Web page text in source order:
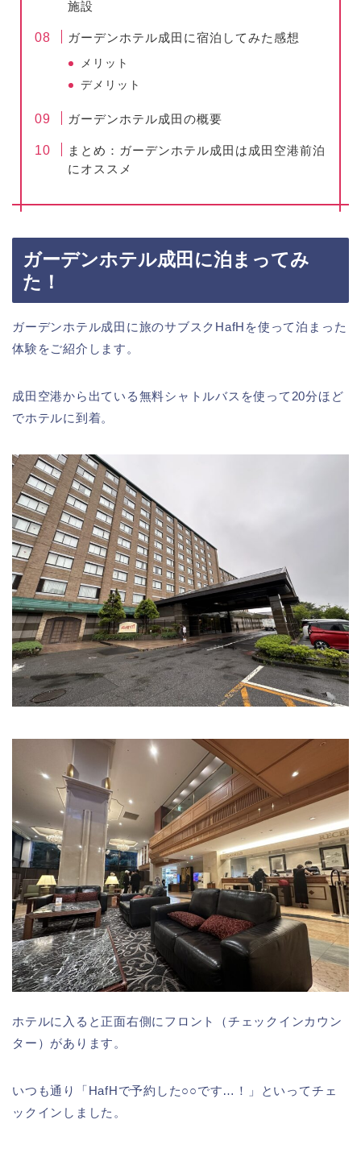
施設
ガーデンホテル成田に宿泊してみた感想
メリット
デメリット
ガーデンホテル成田の概要
まとめ：ガーデンホテル成田は成田空港前泊
にオススメ
ガーデンホテル成田に泊まってみ
た！
ガーデンホテル成田に旅のサブスクHafHを使って泊まった
体験をご紹介します。
成田空港から出ている無料シャトルバスを使って20分ほど
でホテルに到着。
ホテルに入ると正面右側にフロント（チェックインカウン
ター）があります。
いつも通り「HafHで予約した○○です…！」といってチェ
ックインしました。